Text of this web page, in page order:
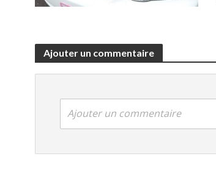
Ajouter un commentaire
Ajouter un commentaire